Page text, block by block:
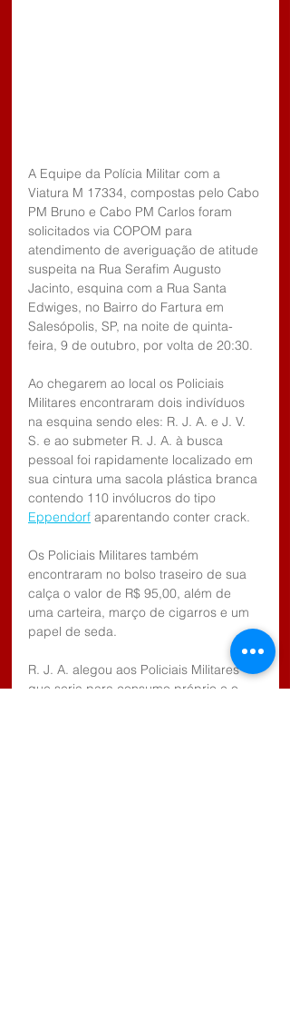
A Equipe da Polícia Militar com a
Viatura M 17334, compostas pelo Cabo
PM Bruno e Cabo PM Carlos foram
solicitados via COPOM para
atendimento de averiguação de atitude
suspeita na Rua Serafim Augusto
Jacinto, esquina com a Rua Santa
Edwiges, no Bairro do Fartura em
Salesópolis, SP, na noite de quinta-
feira, 9 de outubro, por volta de 20:30.
Ao chegarem ao local os Policiais
Militares encontraram dois indivíduos
na esquina sendo eles: R. J. A. e J. V.
S. e ao submeter R. J. A. à busca
pessoal foi rapidamente localizado em
sua cintura uma sacola plástica branca
contendo 110 invólucros do tipo
Eppendorf aparentando conter crack.
Os Policiais Militares também
encontraram no bolso traseiro de sua
calça o valor de R$ 95,00, além de
uma carteira, março de cigarros e um
papel de seda.
R. J. A. alegou aos Policiais Militares
que seria para consumo próprio e o